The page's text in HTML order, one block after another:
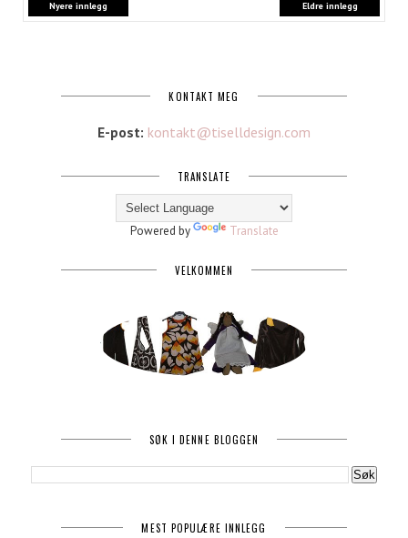
Nyere innlegg Eldre innlegg
KONTAKT MEG
E-post: kontakt@tiselldesign.com
TRANSLATE
Powered by Translate
VELKOMMEN
SØK I DENNE BLOGGEN
MEST POPULÆRE INNLEGG